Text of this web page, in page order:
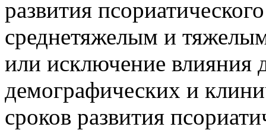
развития
среднетяжелым и
или исключение влияния
демографических и
сроков развития